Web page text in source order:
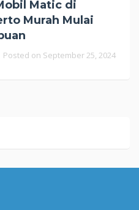
Matic di
Murah Mulai
Posted on September 25, 2024